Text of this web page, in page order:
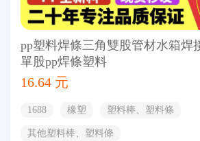
pp塑料焊條三角雙股管材水箱焊
單股pp焊條塑料
16.64 元
1688 橡塑 塑料棒、塑料條
其他塑料棒、塑料條